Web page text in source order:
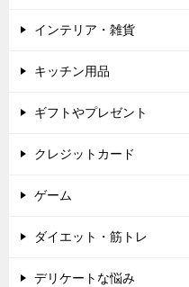
インテリア・雑貨
キッチン用品
ギフトやプレゼント
クレジットカード
ゲーム
ダイエット・筋トレ
デリケートな悩み